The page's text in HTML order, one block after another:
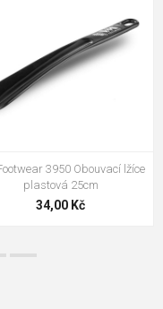
Footwear 3102 Tkaničky
ploché
18,70 Kč